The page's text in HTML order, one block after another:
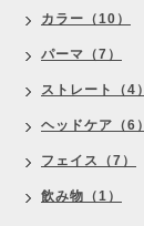
カラー（10）
パーマ（7）
ストレート（4）
ヘッドケア（6）
フェイス（7）
飲み物（1）